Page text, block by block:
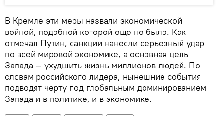
В Кремле эти меры назвали экономической
войной, подобной которой еще не было. Как
отмечал Путин, санкции нанесли серьезный удар
по всей мировой экономике, а основная цель
Запада — ухудшить жизнь миллионов людей. По
словам российского лидера, нынешние события
подводят черту под глобальным доминированием
Запада и в политике, и в экономике.